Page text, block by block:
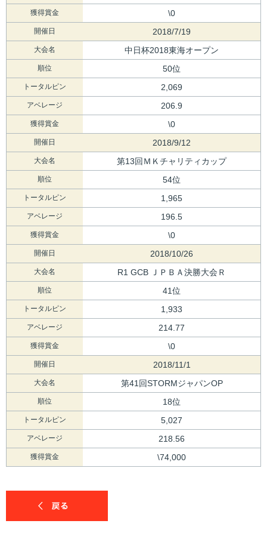
獲得賞金 \0
開催日 2018/7/19
大会名 中日杯2018東海オープン
順位 50位
トータルピン 2,069
アベレージ 206.9
獲得賞金 \0
開催日 2018/9/12
大会名 第13回ＭＫチャリティカップ
順位 54位
トータルピン 1,965
アベレージ 196.5
獲得賞金 \0
開催日 2018/10/26
大会名 R1 GCB ＪＰＢＡ決勝大会Ｒ
順位 41位
トータルピン 1,933
アベレージ 214.77
獲得賞金 \0
開催日 2018/11/1
大会名 第41回STORMジャパンOP
順位 18位
トータルピン 5,027
アベレージ 218.56
獲得賞金 \74,000